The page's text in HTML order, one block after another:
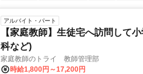
アルバイト・パート
【家庭教師】生徒宅へ訪問して
科など)
家庭教師のトライ 教師管理部
時給1,800円～17,200円